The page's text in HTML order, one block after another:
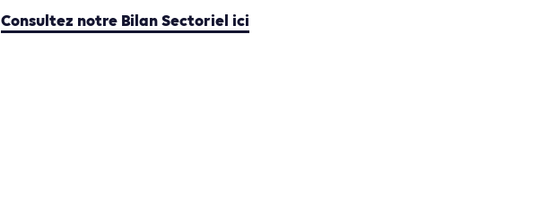
Consultez notre Bilan Sectoriel ici